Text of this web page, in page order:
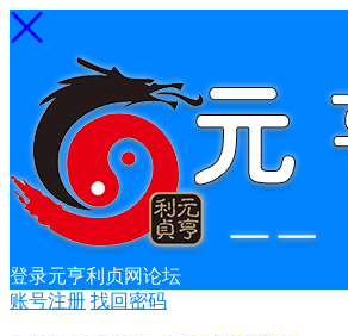
登录元亨利贞网论坛
账号注册 找回密码